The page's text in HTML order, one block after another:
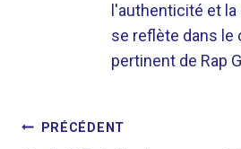
l'authenticité et
se reflète dans le
pertinent de Rap
NAVIGATION
PRÉCÉDENT